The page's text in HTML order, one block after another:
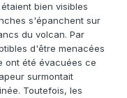
bien visibles
s'épanchent sur
du volcan. Par
d'être menacées
ont été évacuées ce
surmontait
Toutefois, les